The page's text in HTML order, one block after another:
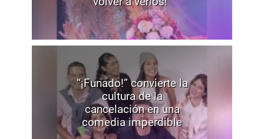
“¡Funado!” convierte la
cultura de la
cancelación en una
comedia imperdible